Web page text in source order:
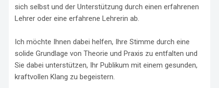
sich selbst und der Unterstützung durch einen erfahrenen
Lehrer oder eine erfahrene Lehrerin ab.
Ich möchte Ihnen dabei helfen, Ihre Stimme durch eine
solide Grundlage von Theorie und Praxis zu entfalten und
Sie dabei unterstützen, Ihr Publikum mit einem gesunden,
kraftvollen Klang zu begeistern.